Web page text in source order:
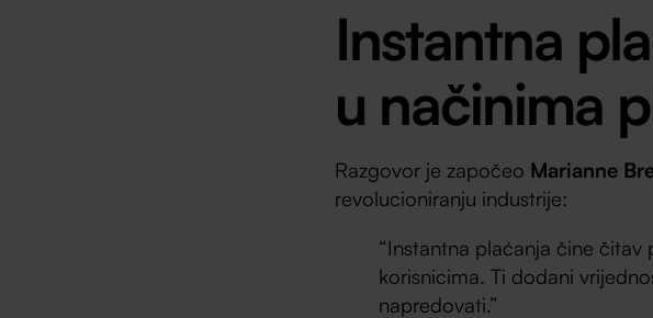
Instantna
u načinima
Razgovor je započeo Marianne
revolucioniranju industrije:
“Instantna plaćanja čine
korisnicima. Ti dodani
napredovati.”